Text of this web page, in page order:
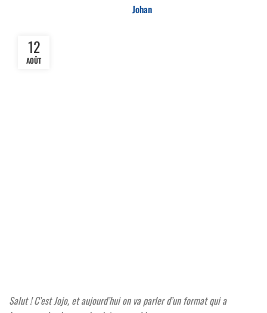
Johan
12
AOÛT
Salut ! C’est Jojo, et aujourd’hui on va parler d’un format qui a